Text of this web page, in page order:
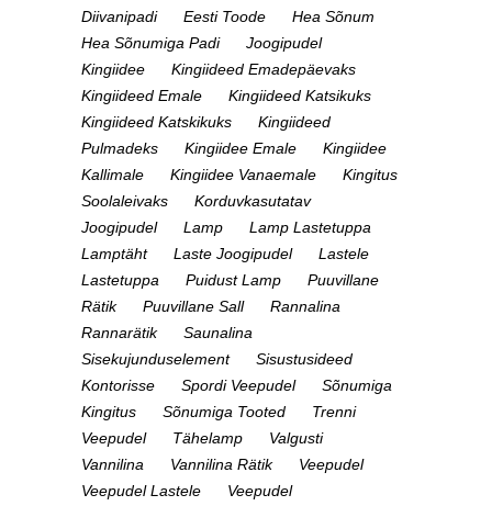
Diivanipadi
Eesti Toode
Hea Sõnum
Hea Sõnumiga Padi
Joogipudel
Kingiidee
Kingiideed Emadepäevaks
Kingiideed Emale
Kingiideed Katsikuks
Kingiideed Katskikuks
Kingiideed
Pulmadeks
Kingiidee Emale
Kingiidee
Kallimale
Kingiidee Vanaemale
Kingitus
Soolaleivaks
Korduvkasutatav
Joogipudel
Lamp
Lamp Lastetuppa
Lamptäht
Laste Joogipudel
Lastele
Lastetuppa
Puidust Lamp
Puuvillane
Rätik
Puuvillane Sall
Rannalina
Rannarätik
Saunalina
Sisekujunduselement
Sisustusideed
Kontorisse
Spordi Veepudel
Sõnumiga
Kingitus
Sõnumiga Tooted
Trenni
Veepudel
Tähelamp
Valgusti
Vannilina
Vannilina Rätik
Veepudel
Veepudel Lastele
Veepudel